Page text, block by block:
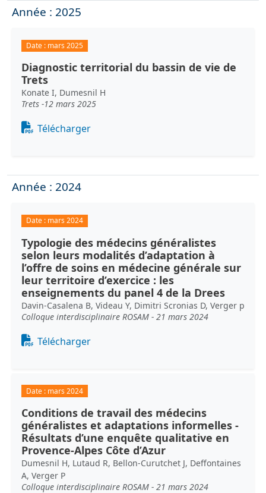
Année : 2025
Date : mars 2025
Diagnostic territorial du bassin de vie de
Trets
Konate I, Dumesnil H
Trets -12 mars 2025
Document
Télécharger
Année : 2024
Date : mars 2024
Typologie des médecins généralistes
selon leurs modalités d’adaptation à
l’offre de soins en médecine générale sur
leur territoire d’exercice : les
enseignements du panel 4 de la Drees
Davin-Casalena B, Videau Y, Dimitri Scronias D, Verger p
Colloque interdisciplinaire ROSAM - 21 mars 2024
Document
Télécharger
Date : mars 2024
Conditions de travail des médecins
généralistes et adaptations informelles -
Résultats d’une enquête qualitative en
Provence-Alpes Côte d’Azur
Dumesnil H, Lutaud R, Bellon-Curutchet J, Deffontaines
A, Verger P
Colloque interdisciplinaire ROSAM - 21 mars 2024